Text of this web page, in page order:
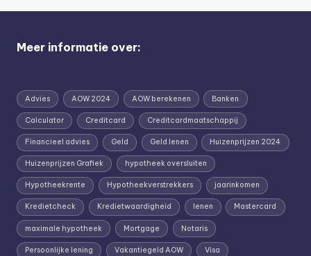
Meer informatie over:
Advies AOW 2024 AOW berekenen Banken
Calculator Creditcard Creditcardmaatschappij
Financieel advies Geld Geld lenen Huizenprijzen 2024
Huizenprijzen Grafiek hypotheek oversluiten
Hypotheekrente Hypotheekverstrekkers jaarinkomen
Kredietcheck Kredietwaardigheid lenen Mastercard
maximale hypotheek Mortgage Notaris
Persoonlijke lening Vakantiegeld AOW Visa